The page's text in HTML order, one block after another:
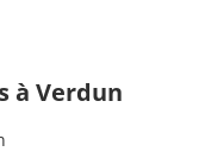
à Verdun